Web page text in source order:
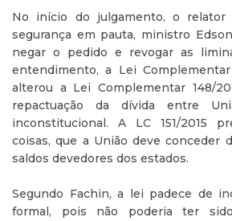
No início do julgamento, o relator
segurança em pauta, ministro
negar o pedido e revogar as
entendimento, a Lei Complementar
alterou a Lei Complementar 148/
repactuação da dívida entre
inconstitucional. A LC 151/2015
coisas, que a União deve conceder
saldos devedores dos estados.
Segundo Fachin, a lei padece de
formal, pois não poderia ter